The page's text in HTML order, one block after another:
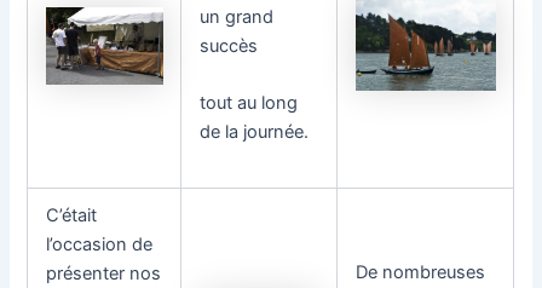
un grand
succès
tout au long
de la journée.
C’était
l’occasion de
présenter nos
De nombreuses